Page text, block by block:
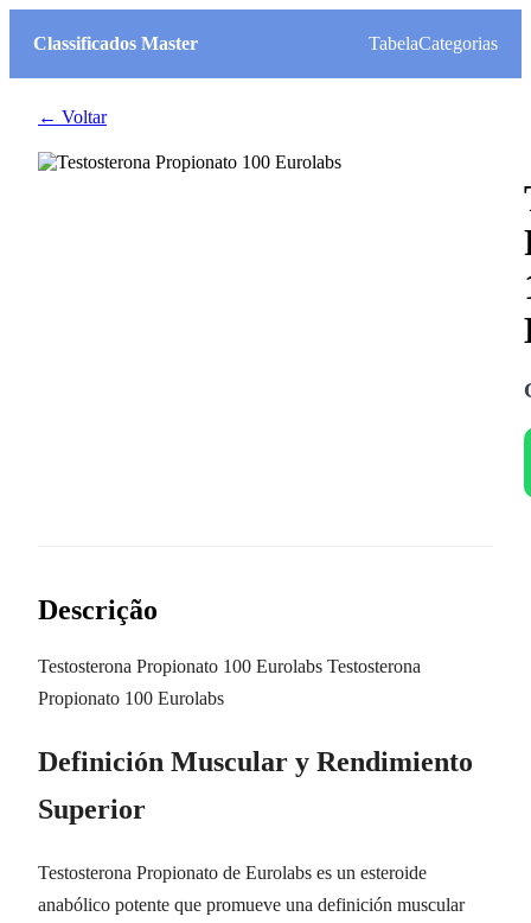
Classificados Master TabelaCategorias
← Voltar
Descrição
Testosterona Propionato 100 Eurolabs Testosterona
Propionato 100 Eurolabs
Definición Muscular y Rendimiento
Superior
Testosterona Propionato de Eurolabs es un esteroide
anabólico potente que promueve una definición muscular